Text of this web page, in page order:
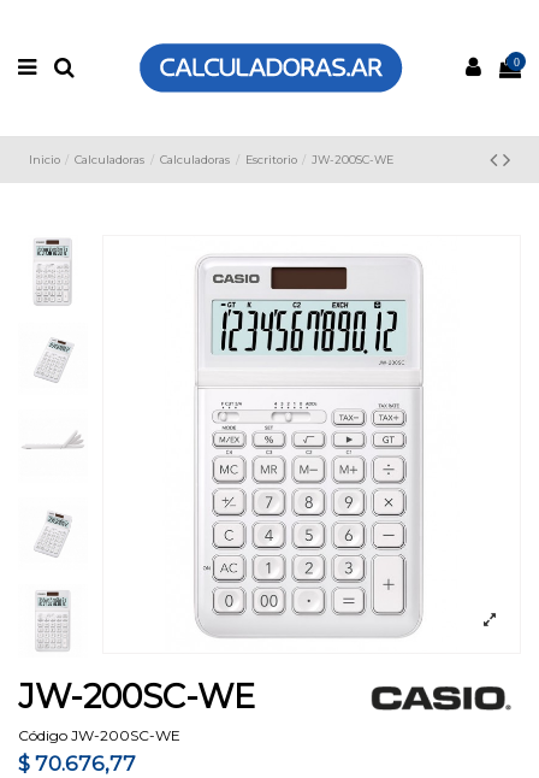
0
Inicio Calculadoras Calculadoras Escritorio JW-200SC-WE
JW-200SC-WE
Código JW-200SC-WE
$ 70.676,77